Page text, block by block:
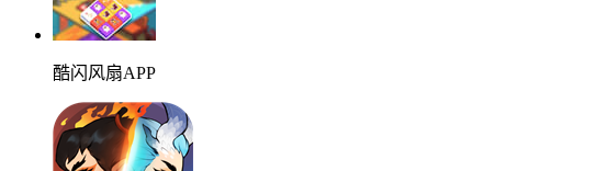
酷闪风扇APP